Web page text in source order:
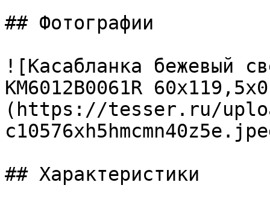
## Фотографии
![Касабланка бежевый
KM6012B0061R
(https://tesser.ru/
## Характеристики